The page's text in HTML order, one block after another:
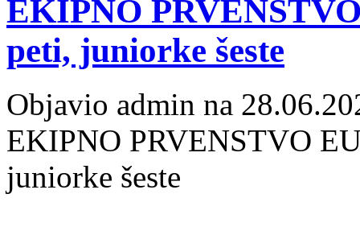
EKIPNO
peti, juniorke šeste
Objavio admin na
EKIPNO PRVENSTVO
juniorke šeste